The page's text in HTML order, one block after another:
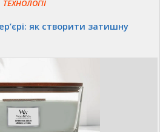
ТЕХНОЛОГІЇ
як створити затишну